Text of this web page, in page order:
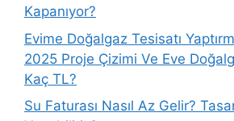
Kapanıyor?
Evime Doğalgaz Tesisatı
2025 Proje Çizimi Ve Eve
Kaç TL?
Su Faturası Nasıl Az Gelir?